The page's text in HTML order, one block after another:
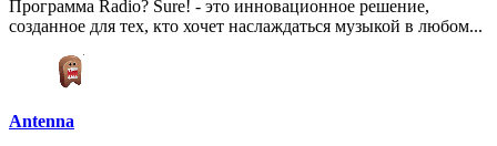
Программа Radio? Sure! - это инновационное решение,
созданное для тех, кто хочет наслаждаться музыкой в любом...
Antenna